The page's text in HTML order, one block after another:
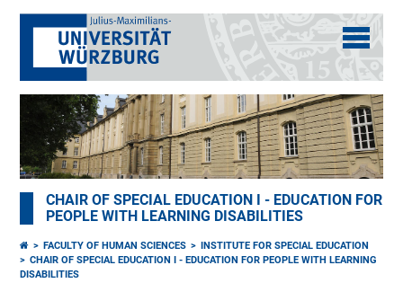
CHAIR OF SPECIAL EDUCATION I - EDUCATION FOR
PEOPLE WITH LEARNING DISABILITIES
FACULTY OF HUMAN SCIENCES
INSTITUTE FOR SPECIAL EDUCATION
CHAIR OF SPECIAL EDUCATION I - EDUCATION FOR PEOPLE WITH LEARNING
DISABILITIES